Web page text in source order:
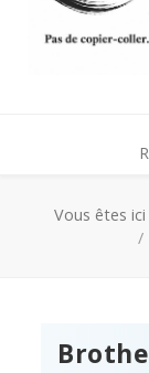
Vous êtes ici